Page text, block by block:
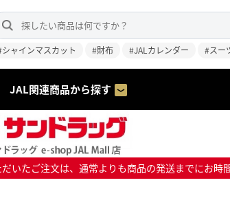
シャインマスカット #財布 #JALカレンダー #スー
JAL関連商品から探す
たご注文は、通常よりも商品の発送までにお時